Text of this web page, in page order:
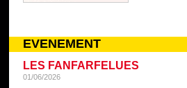
EVENEMENT
LES FANFARFELUES
01/06/2026